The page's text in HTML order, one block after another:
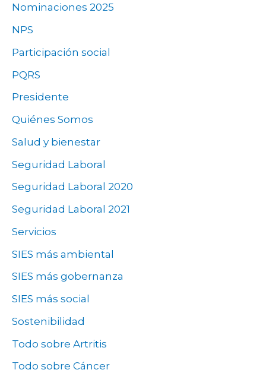
Nominaciones 2025
NPS
Participación social
PQRS
Presidente
Quiénes Somos
Salud y bienestar
Seguridad Laboral
Seguridad Laboral 2020
Seguridad Laboral 2021
Servicios
SIES más ambiental
SIES más gobernanza
SIES más social
Sostenibilidad
Todo sobre Artritis
Todo sobre Cáncer